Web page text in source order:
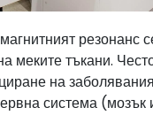
резонанс
меките тъкани.
на
система (мозък